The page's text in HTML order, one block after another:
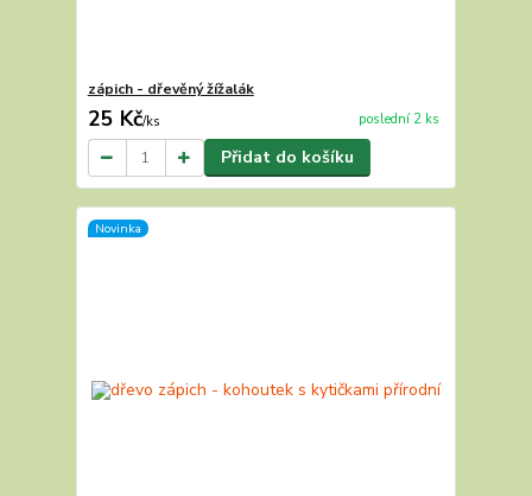
zápich - dřevěný žížalák
25 Kč/ks poslední 2 ks
Přidat do košíku
Novinka